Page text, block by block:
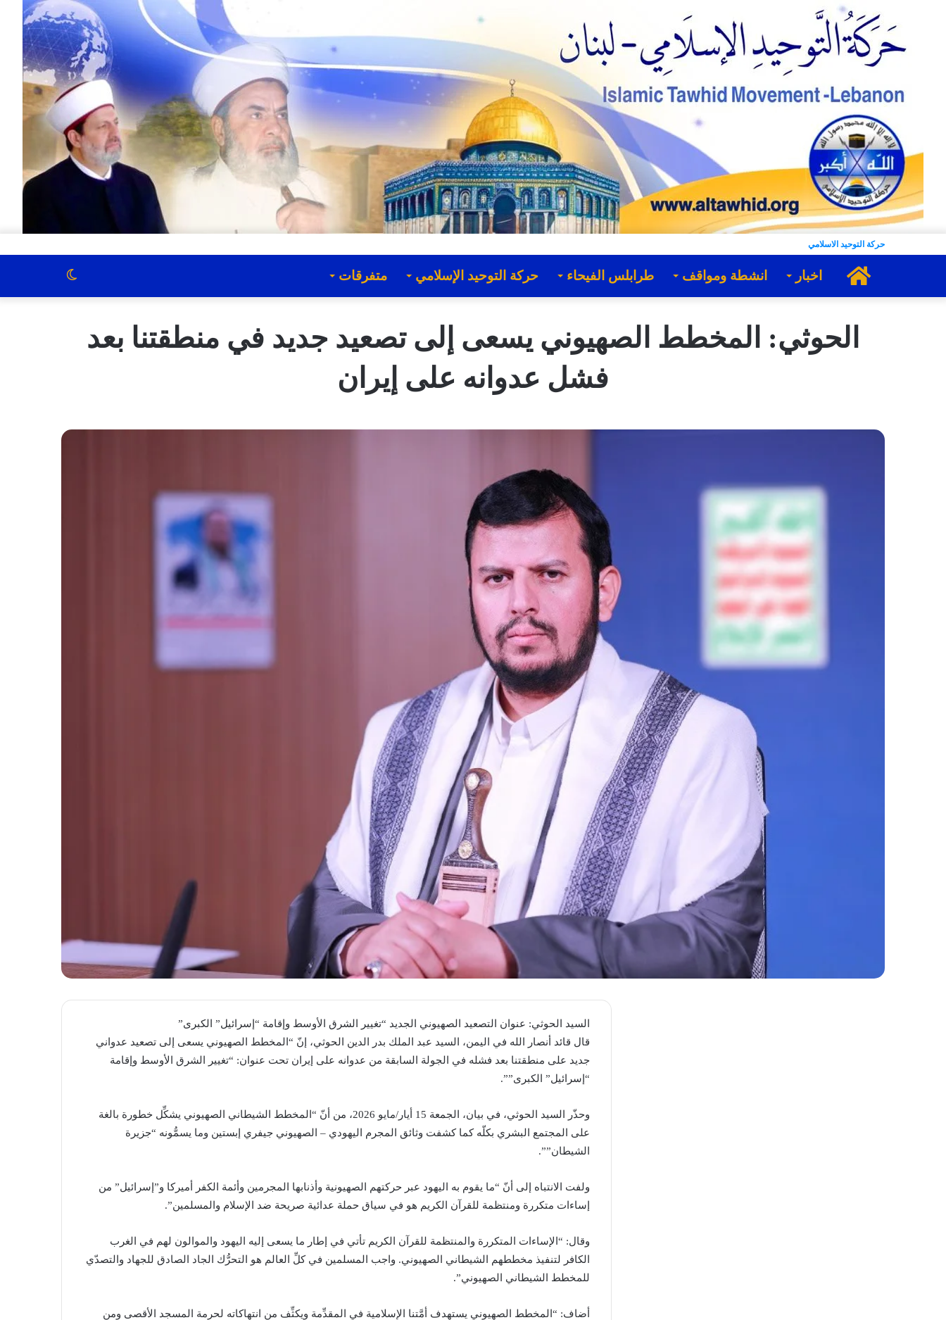
حركة التوحيد الاسلامي
الرئيسية
اخبار انشطة ومواقف طرابلس الفيحاء حركة التوحيد الإسلامي متفرقات الوضع
الحوثي: المخطط الصهيوني يسعى إلى تصعيد جديد في منطقتنا بعد
فشل عدوانه على إيران
السيد الحوثي: عنوان التصعيد الصهيوني الجديد “تغيير الشرق الأوسط وإقامة “إسرائيل” الكبرى”
قال قائد أنصار الله في اليمن، السيد عبد الملك بدر الدين الحوثي، إنّ “المخطط الصهيوني يسعى إلى تصعيد عدواني
جديد على منطقتنا بعد فشله في الجولة السابقة من عدوانه على إيران تحت عنوان: “تغيير الشرق الأوسط وإقامة
“إسرائيل” الكبرى””.
وحذّر السيد الحوثي، في بيان، الجمعة 15 أيار/مايو 2026، من أنّ “المخطط الشيطاني الصهيوني يشكِّل خطورة بالغة
على المجتمع البشري بكلّه كما كشفت وثائق المجرم اليهودي – الصهيوني جيفري إبستين وما يسمُّونه “جزيرة
الشيطان””.
ولفت الانتباه إلى أنّ “ما يقوم به اليهود عبر حركتهم الصهيونية وأذنابها المجرمين وأئمة الكفر أميركا و”إسرائيل” من
إساءات متكررة ومنتظمة للقرآن الكريم هو في سياق حملة عدائية صريحة ضد الإسلام والمسلمين”.
وقال: “الإساءات المتكررة والمنتظمة للقرآن الكريم تأتي في إطار ما يسعى إليه اليهود والموالون لهم في الغرب
الكافر لتنفيذ مخططهم الشيطاني الصهيوني. واجب المسلمين في كلِّ العالم هو التحرُّك الجاد الصادق للجهاد والتصدّي
للمخطط الشيطاني الصهيوني”.
أضاف: “المخطط الصهيوني يستهدف أمَّتنا الإسلامية في المقدِّمة ويكثِّف من انتهاكاته لحرمة المسجد الأقصى ومن